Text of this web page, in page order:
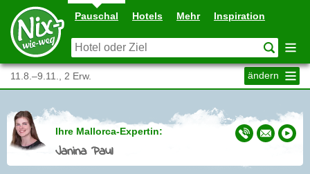
Pauschal Hotels Mehr Inspiration
11.8.–9.11., 2 Erw. ändern
Ihre Mallorca-Expertin:
Janina Paul